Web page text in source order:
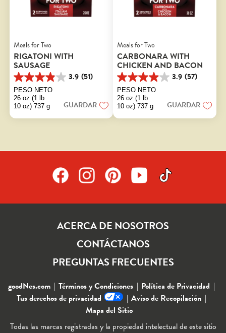
Meals for Two
RIGATONI WITH
SAUSAGE
3.9 (51)
3.9
de
5
estrellas.
reseñas
PESO NETO
26 oz (1 lb
10 oz) 737 g
GUARDAR
Meals for Two
CARBONARA WITH
CHICKEN AND BACON
3.9 (57)
3.9
de
5
estrellas.
reseñas
PESO NETO
26 oz (1 lb
10 oz) 737 g
GUARDAR
ACERCA DE NOSOTROS
CONTÁCTANOS
PREGUNTAS FRECUENTES
goodNes.com Términos y Condiciones
Política de Privacidad
Tus derechos de privacidad
Aviso de Recopilación
Mapa del Sitio
Todas las marcas registradas y la propiedad intelectual de este sitio